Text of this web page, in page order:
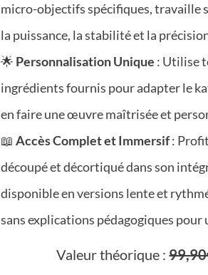
micro-objectifs spécifiques, travaille
la puissance, la stabilité et la
🌟 Personnalisation Unique : Utilise
ingrédients fournis pour adapter le
en faire une œuvre maîtrisée et
📖 Accès Complet et Immersif:
découpé et décortiqué dans son
disponible en versions lente et
sans explications pédagogiques pour
Valeur théorique :